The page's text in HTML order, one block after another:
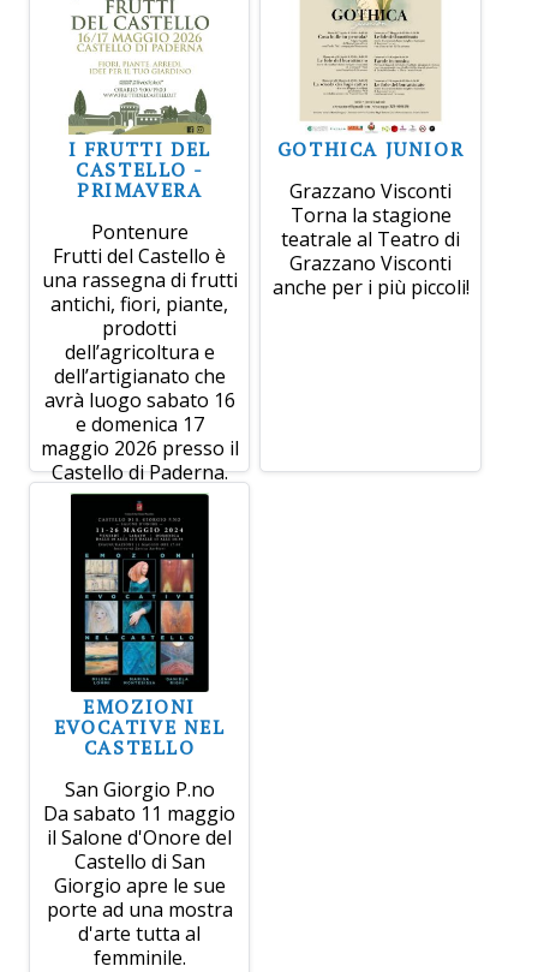
I FRUTTI DEL
CASTELLO -
PRIMAVERA
Pontenure
Frutti del Castello è
una rassegna di frutti
antichi, fiori, piante,
prodotti
dell’agricoltura e
dell’artigianato che
avrà luogo sabato 16
e domenica 17
maggio 2026 presso il
Castello di Paderna.
GOTHICA JUNIOR
Grazzano Visconti
Torna la stagione
teatrale al Teatro di
Grazzano Visconti
anche per i più piccoli!
EMOZIONI
EVOCATIVE NEL
CASTELLO
San Giorgio P.no
Da sabato 11 maggio
il Salone d'Onore del
Castello di San
Giorgio apre le sue
porte ad una mostra
d'arte tutta al
femminile.